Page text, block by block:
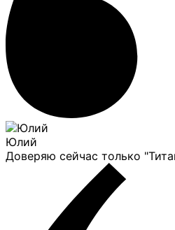
Юлий
Доверяю сейчас только